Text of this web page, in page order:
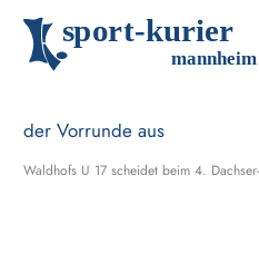
sport-kurier
mannheim
Waldhofs U 17 scheidet beim 4.